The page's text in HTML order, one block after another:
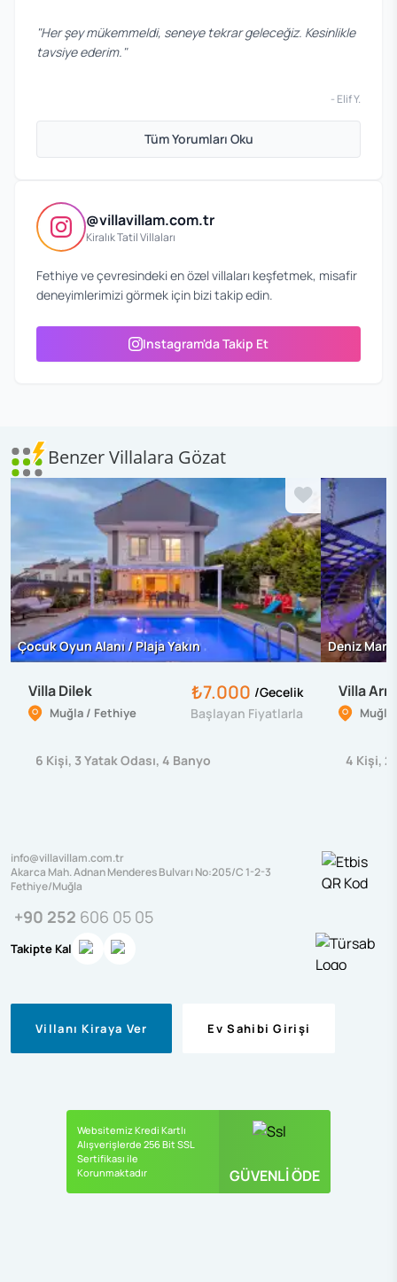
"Her şey mükemmeldi, seneye tekrar geleceğiz. Kesinlikle
tavsiye ederim. "
- Elif Y.
Tüm Yorumları Oku
@villavillam.com.tr
Kiralık Tatil Villaları
Fethiye ve çevresindeki en özel villaları keşfetmek, misafir
deneyimlerimizi görmek için bizi takip edin.
Instagram'da Takip Et
Benzer Villalara Gözat
Çocuk Oyun Alanı / Plaja Yakın
Villa Dilek
Muğla / Fethiye
₺7.000 /Gecelik
Başlayan Fiyatlarla
6 Kişi, 3Yatak Odası, 4 Banyo
Deniz
Villa
4 Kişi, 2
info@villavillam.com.tr
Akarca Mah. Adnan Menderes Bulvarı No:205/C 1-2-3
Fethiye/Muğla
+90 252 606 05 05
Takipte Kal
Villanı Kiraya Ver Ev Sahibi Girişi
Websitemiz Kredi Kartlı
Alışverişlerde 256 Bit SSL
Sertifikası ile
Korunmaktadır
GÜVENLİ ÖDE